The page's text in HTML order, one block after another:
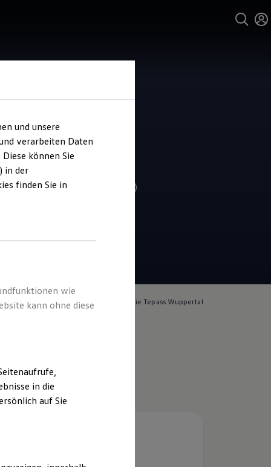
Wuppertal
4.2| 126 Bewertungen
für die Inhalte auf dieser Seite ist die Tepass Wuppertal
und unsere
verarbeiten Daten
können Sie
in der
finden Sie in
wie
kann ohne diese
in die
auf Sie